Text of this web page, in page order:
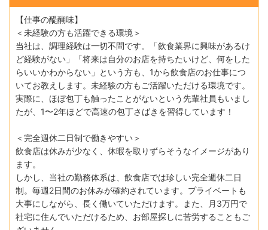
【仕事の醍醐味】
＜未経験の方も活躍できる環境＞
当社は、調理経験は一切不問です。「飲食業界に興味があるけ
ど経験がない」「将来は自分のお店を持ちたいけど、何をした
らいいかわからない」という方も、1から飲食店のお仕事につ
いてお教えします。未経験の方もご活躍いただける環境です。
実際に、ほぼ包丁も触ったことがないという先輩社員もいまし
たが、1〜2年ほどで高速の包丁さばきを習得しています！
＜完全週休二日制で働きやすい＞
飲食店は休みが少なく、休暇を取りずらそうなイメージがあり
ます。
しかし、当社の勤務体系は、飲食店では珍しい完全週休二日
制。毎週2日間のお休みが確約されています。プライベートも
大事にしながら、長く働いていただけます。また、月3万円で
社宅に住んでいただけるため、お部屋探しに苦労することもご